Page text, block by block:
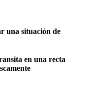
una situación de
en una recta